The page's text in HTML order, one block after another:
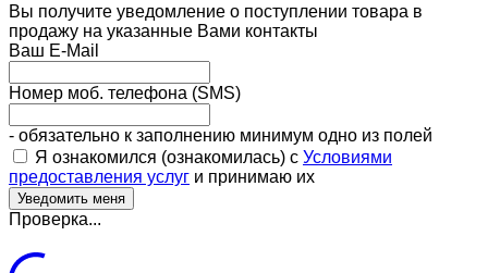
Вы получите уведомление о поступлении товара в
продажу на указанные Вами контакты
Ваш E-Mail
Номер моб. телефона (SMS)
- обязательно к заполнению минимум одно из полей
Я ознакомился (ознакомилась) с Условиями
предоставления услуг и принимаю их
Проверка...